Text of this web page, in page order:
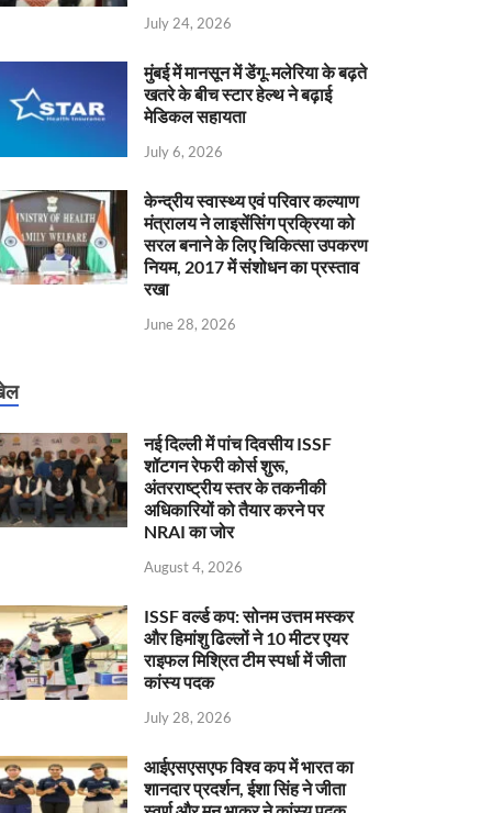
July 24, 2026
मुंबई में मानसून में डेंगू-मलेरिया के बढ़ते
खतरे के बीच स्टार हेल्थ ने बढ़ाई
मेडिकल सहायता
July 6, 2026
केन्‍द्रीय स्वास्थ्य एवं परिवार कल्याण
मंत्रालय ने लाइसेंसिंग प्रक्रिया को
सरल बनाने के लिए चिकित्सा उपकरण
नियम, 2017 में संशोधन का प्रस्ताव
रखा
June 28, 2026
नई दिल्ली में पांच दिवसीय ISSF
शॉटगन रेफरी कोर्स शुरू,
अंतरराष्ट्रीय स्तर के तकनीकी
अधिकारियों को तैयार करने पर
NRAI का जोर
August 4, 2026
ISSF वर्ल्ड कप: सोनम उत्तम मस्कर
और हिमांशु ढिल्लों ने 10 मीटर एयर
राइफल मिश्रित टीम स्पर्धा में जीता
कांस्य पदक
July 28, 2026
आईएसएसएफ विश्व कप में भारत का
शानदार प्रदर्शन, ईशा सिंह ने जीता